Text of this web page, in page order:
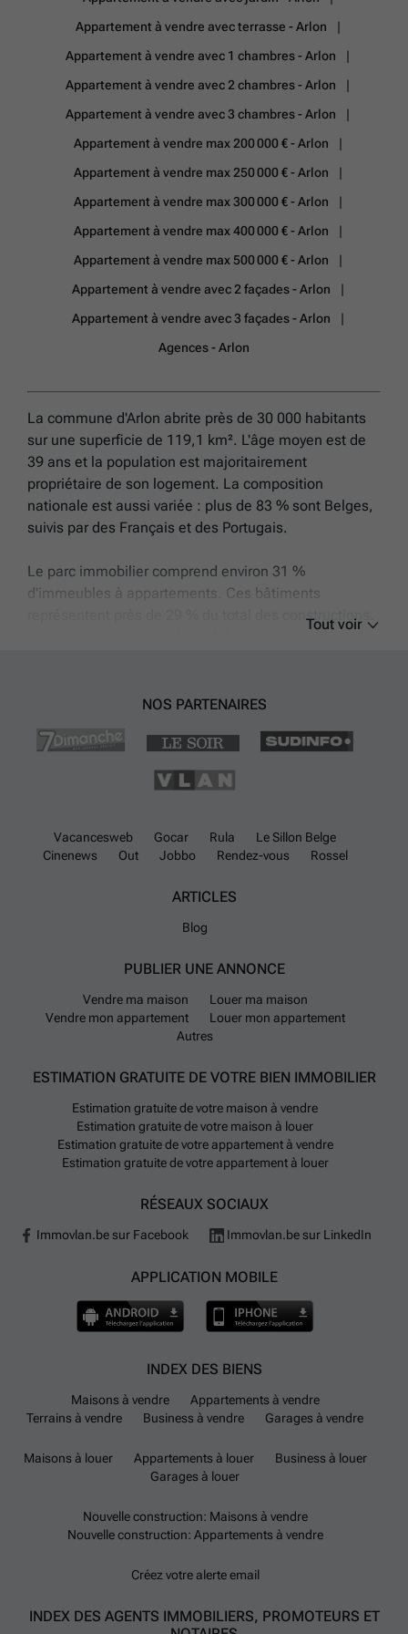
Appartement à vendre avec terrasse - Arlon
Appartement à vendre avec 1 chambres - Arlon
Appartement à vendre avec 2 chambres - Arlon
Appartement à vendre avec 3 chambres - Arlon
Appartement à vendre max 200 000 € - Arlon
Appartement à vendre max 250 000 € - Arlon
Appartement à vendre max 300 000 € - Arlon
Appartement à vendre max 400 000 € - Arlon
Appartement à vendre max 500 000 € - Arlon
Appartement à vendre avec 2 façades - Arlon
Appartement à vendre avec 3 façades - Arlon
Agences - Arlon
La commune d'Arlon abrite près de 30 000 habitants
sur une superficie de 119,1 km². L'âge moyen est de
39 ans et la population est majoritairement
propriétaire de son logement. La composition
nationale est aussi variée : plus de 83 % sont Belges,
suivis par des Français et des Portugais.
Le parc immobilier comprend environ 31 %
d'immeubles à appartements. Ces bâtiments
représentent près de 29 % du total des constructions.
139 000 € à 545 000 €. La taille moyenne des
Arlon bénéficie d'une bonne accessibilité grâce à
plusieurs axes routiers importants tels que l'autoroute
depuis le centre-ville. Le réseau des transports en
commun inclut plusieurs lignes de bus TEC qui
Côté services, plusieurs supermarchés comme
familles, Arlon offre un bon nombre d'écoles
secondaires. Enfin, pour ceux qui possèdent une
voiture électrique ou souhaitent en acquérir une, six
Deux stations Cambio permettent aussi l'accès à un
Tout voir
NOS PARTENAIRES
Vacancesweb Gocar Rula
Le Sillon Belge
Cinenews
Out Jobbo Rendez-vous Rossel
ARTICLES
Blog
PUBLIER UNE ANNONCE
Vendre ma maison
Louer ma maison
Vendre mon appartement
Louer mon appartement
Autres
ESTIMATION GRATUITE DE VOTRE BIEN IMMOBILIER
Estimation gratuite de votre maison à vendre
Estimation gratuite de votre maison à louer
Estimation gratuite de votre appartement à vendre
Estimation gratuite de votre appartement à louer
RÉSEAUX SOCIAUX
Immovlan.be sur Facebook Immovlan.be sur LinkedIn
APPLICATION MOBILE
INDEX DES BIENS
Maisons à vendre
Appartements à vendre
Terrains à vendre
Business à vendre Garages à vendre
Maisons à louer Appartements à louer
Business à louer
Garages à louer
Nouvelle construction: Maisons à vendre
Nouvelle construction: Appartements à vendre
Créez votre alerte email
INDEX DES AGENTS IMMOBILIERS, PROMOTEURS ET